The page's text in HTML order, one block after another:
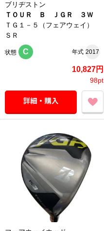
ブリヂストン
ＴＯＵＲ Ｂ ＪＧＲ ３Ｗ
ＴＧ１－５（フェアウェイ）
ＳＲ
状態 C 年式 2017
10,827円
98pt